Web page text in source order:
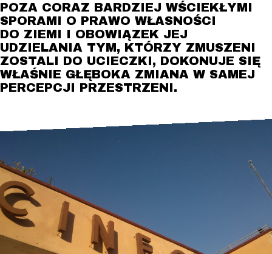
POZA CORAZ BARDZIEJ WŚCIEKŁYMI
SPORAMI O PRAWO WŁASNOŚCI
DO ZIEMI I OBOWIĄZEK JEJ
UDZIELANIA TYM, KTÓRZY ZMUSZENI
ZOSTALI DO UCIECZKI, DOKONUJE SIĘ
WŁAŚNIE GŁĘBOKA ZMIANA W SAMEJ
PERCEPCJI PRZESTRZENI.